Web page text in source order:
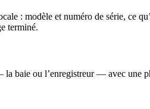
: modèle et numéro de série, ce
terminé.
ou l’enregistreur — avec une